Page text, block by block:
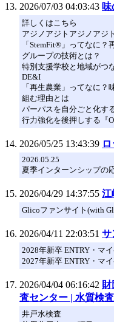
2026/07/03 04:03:43
詳しくはこちら
アジノアジトアジノアジト
「StemFit®」ってなに
グループの技術とは？
特別支援学校と地域がつ
DE&I
「再生農業」ってなに？
組む理由とは
パーパスを自分ごと化す
行力強化を後押しする『
2026/05/25 13:43:39
2026.05.25
夏季インターンシップの
2026/04/29 14:37:55 江
Glicoファンサイト(with
2026/04/11 22:03:51 サ
2028年新卒 ENTRY・マ
2027年新卒 ENTRY・マ
2026/04/04 06:16:42 財
査センター | 水質検査
井戸水検査